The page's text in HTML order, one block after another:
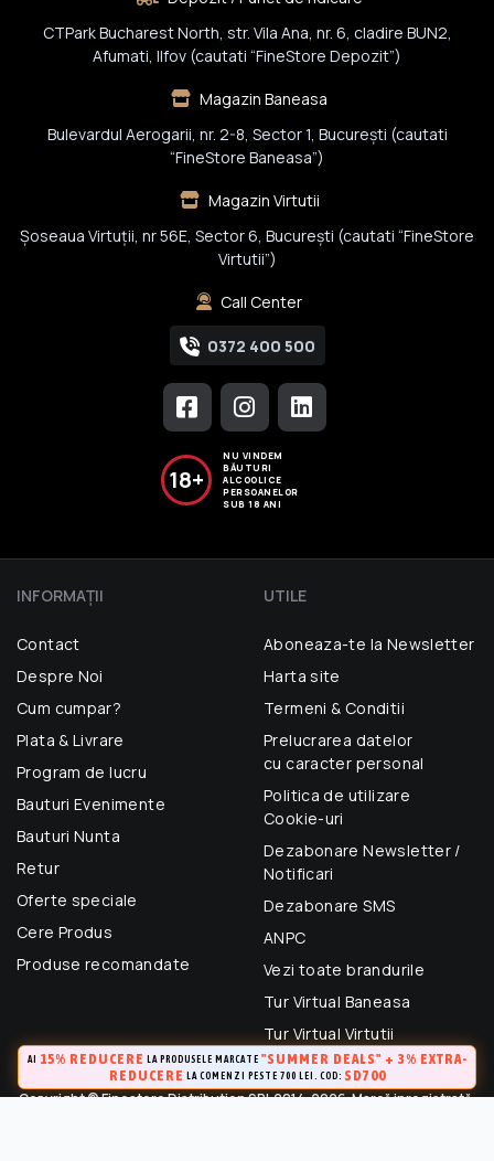
CTPark Bucharest North, str. Vila Ana, nr. 6, cladire BUN2,
Afumati, Ilfov (cautati “FineStore Depozit”)
Magazin Baneasa
Bulevardul Aerogarii, nr. 2-8, Sector 1, Bucureşti (cautati
“FineStore Baneasa”)
Magazin Virtutii
Șoseaua Virtuții, nr 56E, Sector 6, București (cautati “FineStore
Virtutii”)
Call Center
0372 400 500
18+
NU VINDEM
BĂUTURI
ALCOOLICE
PERSOANELOR
SUB 18 ANI
INFORMAŢII
Contact
Despre Noi
Cum cumpar?
Plata & Livrare
Program de lucru
Bauturi Evenimente
Bauturi Nunta
Retur
Oferte speciale
Cere Produs
Produse recomandate
UTILE
Aboneaza-te la Newsletter
Harta site
Termeni & Conditii
Prelucrarea datelor
cu caracter personal
Politica de utilizare
Cookie-uri
Dezabonare Newsletter /
Notificari
Dezabonare SMS
ANPC
Vezi toate brandurile
Tur Virtual Baneasa
Tur Virtual Virtutii
Copyright © Finestore Distribution SRL 2014-2026. Marcă inregistrată.
AI 15% REDUCERE LA PRODUSELE MARCATE "SUMMER DEALS" + 3% EXTRA-
REDUCERE LA COMENZI PESTE 700 LEI. COD: SD700